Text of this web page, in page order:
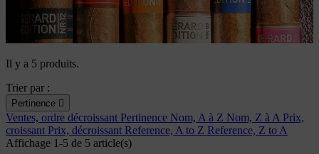
Il y a 5 produits.
Trier par :
Pertinence 
Ventes, ordre décroissant Pertinence Nom, A à Z Nom, Z à A Prix,
croissant Prix, décroissant Reference, A to Z Reference, Z to A
Affichage 1-5 de 5 article(s)